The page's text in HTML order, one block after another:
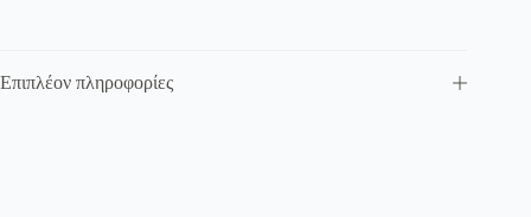
Επιπλέον πληροφορίες